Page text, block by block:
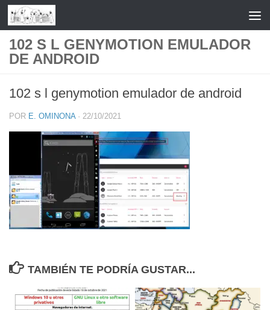
Saltar al contenido
102 S L GENYMOTION EMULADOR
DE ANDROID
102 s l genymotion emulador de android
POR E. OMINONA · 22/10/2021
TAMBIÉN TE PODRÍA GUSTAR...